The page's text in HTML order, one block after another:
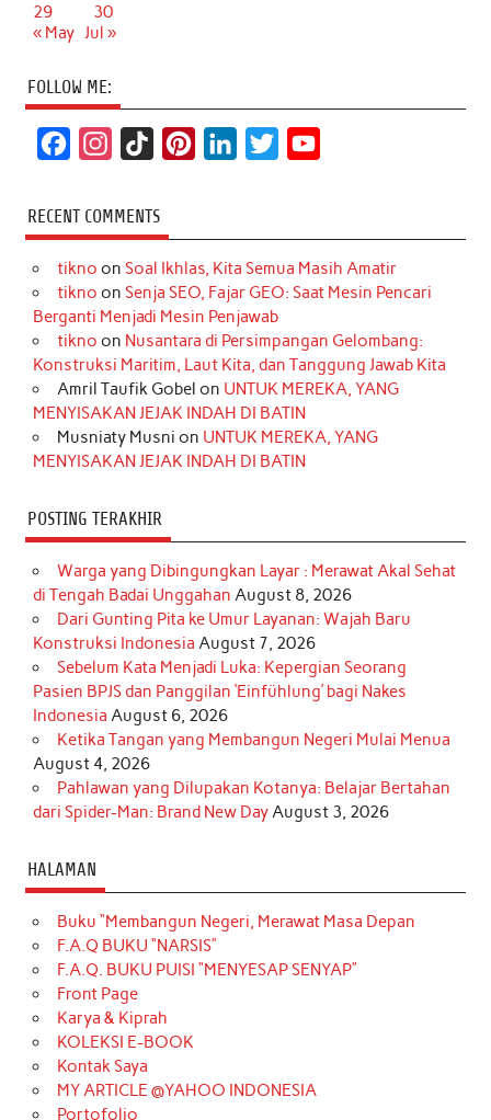
29
30
« May Jul »
FOLLOW ME:
c
e
b
o
k
s
t
a
r
a
m
k
T
o
k
t
e
r
e
s
t
k
e
d
I
n
t
t
r
T
u
e
RECENT COMMENTS
tikno on Soal Ikhlas, Kita Semua Masih Amatir
tikno on Senja SEO, Fajar GEO: Saat Mesin Pencari
Berganti Menjadi Mesin Penjawab
tikno on Nusantara di Persimpangan Gelombang:
Konstruksi Maritim, Laut Kita, dan Tanggung Jawab Kita
Amril Taufik Gobel on UNTUK MEREKA, YANG
MENYISAKAN JEJAK INDAH DI BATIN
Musniaty Musni on UNTUK MEREKA, YANG
MENYISAKAN JEJAK INDAH DI BATIN
POSTING TERAKHIR
Warga yang Dibingungkan Layar : Merawat Akal Sehat
di Tengah Badai Unggahan August 8, 2026
Dari Gunting Pita ke Umur Layanan: Wajah Baru
Konstruksi Indonesia August 7, 2026
Sebelum Kata Menjadi Luka: Kepergian Seorang
Pasien BPJS dan Panggilan ‘Einfühlung’ bagi Nakes
Indonesia August 6, 2026
Ketika Tangan yang Membangun Negeri Mulai Menua
August 4, 2026
Pahlawan yang Dilupakan Kotanya: Belajar Bertahan
dari Spider-Man: Brand New DayAugust 3, 2026
HALAMAN
Buku “Membangun Negeri, Merawat Masa Depan
F.A.Q BUKU “NARSIS”
F.A.Q. BUKU PUISI “MENYESAP SENYAP”
Front Page
Karya & Kiprah
KOLEKSI E-BOOK
Kontak Saya
MY ARTICLE @YAHOO INDONESIA
Portofolio